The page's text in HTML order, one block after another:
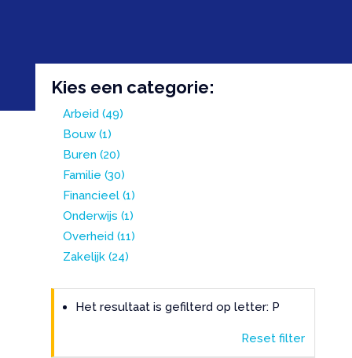
Kies een categorie:
Arbeid (49)
Bouw(1)
Buren (20)
Familie (30)
Financieel(1)
Onderwijs (1)
Overheid (11)
Zakelijk(24)
Het resultaat is gefilterd op letter: P
Reset filter